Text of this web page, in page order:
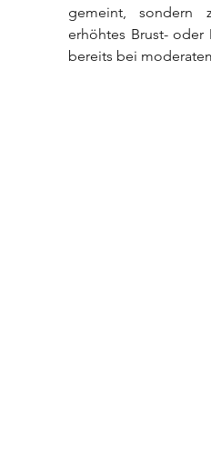
gemeint, sondern
erhöhtes Brust- oder
bereits bei